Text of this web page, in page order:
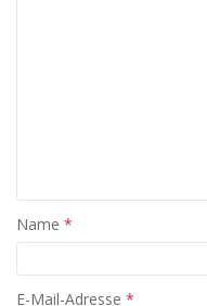
Name *
E-Mail-Adresse *